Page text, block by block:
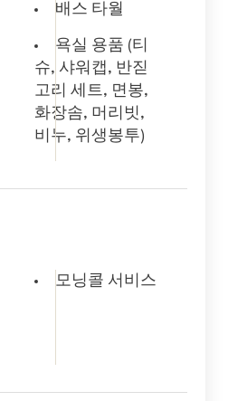
배스 타월
욕실 용품 (티
슈, 샤워캡, 반짇
고리 세트, 면봉,
화장솜, 머리빗,
비누, 위생봉투)
모닝콜 서비스